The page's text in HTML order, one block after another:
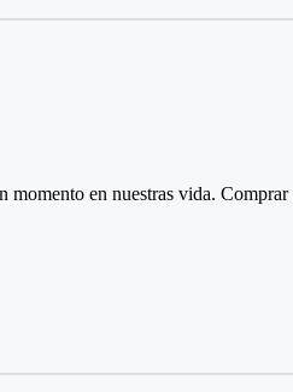
momento en nuestras vida.